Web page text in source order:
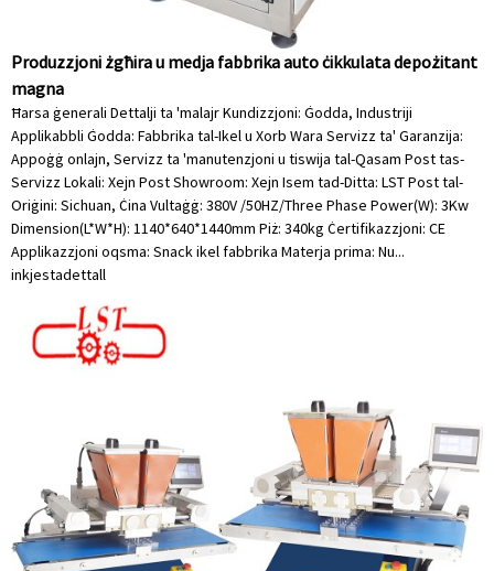
Produzzjoni żgħira u medja fabbrika auto ċikkulata depożitant
magna
Ħarsa ġenerali Dettalji ta 'malajr Kundizzjoni: Ġodda, Industriji
Applikabbli Ġodda: Fabbrika tal-Ikel u Xorb Wara Servizz ta' Garanzija:
Appoġġ onlajn, Servizz ta 'manutenzjoni u tiswija tal-Qasam Post tas-
Servizz Lokali: Xejn Post Showroom: Xejn Isem tad-Ditta: LST Post tal-
Oriġini: Sichuan, Ċina Vultaġġ: 380V /50HZ/Three Phase Power(W): 3Kw
Dimension(L*W*H): 1140*640*1440mm Piż: 340kg Ċertifikazzjoni: CE
Applikazzjoni oqsma: Snack ikel fabbrika Materja prima: Nu...
inkjestadettall